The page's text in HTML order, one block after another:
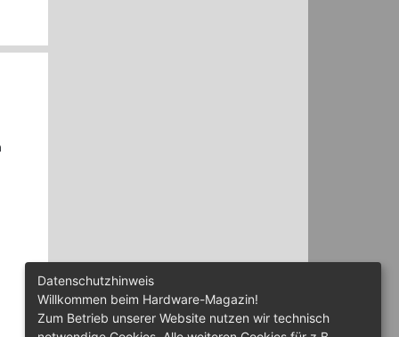
Datenschutzhinweis
Willkommen beim Hardware-Magazin!
Zum Betrieb unserer Website nutzen wir technisch